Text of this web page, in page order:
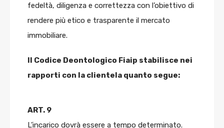
fedeltà, diligenza e correttezza con l’obiettivo di
rendere più etico e trasparente il mercato
immobiliare.
Il Codice Deontologico Fiaip stabilisce nei
rapporti con la clientela quanto segue:
ART. 9
L’incarico dovrà essere a tempo determinato.